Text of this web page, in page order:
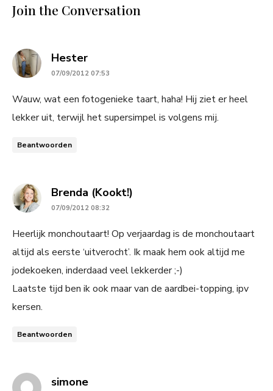
Join the Conversation
Hestersays:
07/09/2012 07:53
Wauw, wat een fotogenieke taart, haha! Hij ziet er heel
lekker uit, terwijl het supersimpel is volgens mij.
Beantwoorden
Brenda (Kookt!)
07/09/2012 08:32
Heerlijk monchoutaart! Op verjaardag is de monchoutaart
altijd als eerste ‘uitverocht’. Ik maak hem ook altijd me
jodekoeken, inderdaad veel lekkerder ;-)
Laatste tijd ben ik ook maar van de aardbei-topping, ipv
kersen.
Beantwoorden
simonesays: